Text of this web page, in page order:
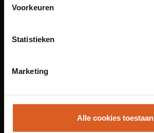
Voorkeuren
Statistieken
Marketing
Alle cookies toestaan
Over ons
Locaties